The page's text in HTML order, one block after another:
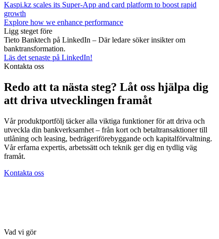
Kaspi.kz scales its Super‑App and card platform to boost rapid
growth
Explore how we enhance performance
Ligg steget före
Tieto Banktech på LinkedIn – Där ledare söker insikter om
banktransformation.
Läs det senaste på LinkedIn!
Kontakta oss
Redo att ta nästa steg? Låt oss hjälpa dig
att driva utvecklingen framåt
Vår produktportfölj täcker alla viktiga funktioner för att driva och
utveckla din bankverksamhet – från kort och betaltransaktioner till
utlåning och leasing, bedrägeriförebyggande och kapitalförvaltning.
Vår erfarna expertis, arbetssätt och teknik ger dig en tydlig väg
framåt.
Kontakta oss
Vad vi gör